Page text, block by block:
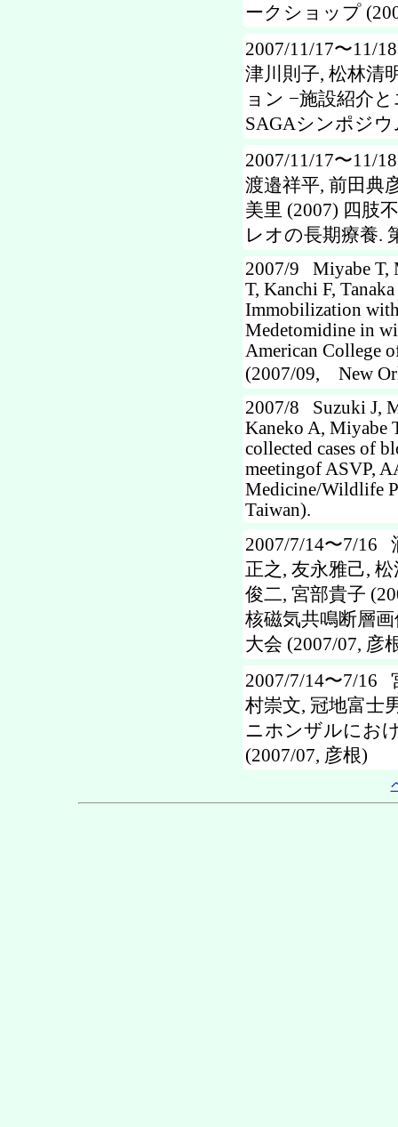
ークショップ
2007/11/17〜11/
津川則子, 松林清
ョン −施設紹介
SAGAシンポジウ
2007/11/17〜11/
渡邉祥平, 前田典
美里 (2007) 四肢
レオの長期療養.
2007/9 Miyabe T,
T, Kanchi F,
Immobilization
Medetomidine in
American College
(2007/09, New
2007/8 Suzuki J,
Kaneko A, Miyabe
collected cases of
meetingof ASVP,
Medicine/Wildlife
Taiwan).
2007/7/14〜7/16
正之, 友永雅己,
俊二, 宮部貴子
核磁気共鳴断層
大会 (2007/07, 彦
2007/7/14〜7/16
村崇文, 冠地富士
ニホンザルにお
(2007/07, 彦根)